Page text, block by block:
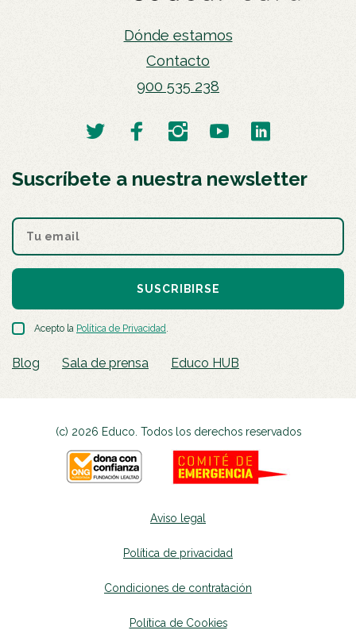
Dónde estamos
Contacto
900 535 238
Suscríbete a nuestra newsletter
SUSCRIBIRSE
Acepto la Política de Privacidad
Blog Sala de prensa Educo HUB
(c) 2026 Educo. Todos los derechos reservados
Aviso legal
Política de privacidad
Condiciones de contratación
Política de Cookies